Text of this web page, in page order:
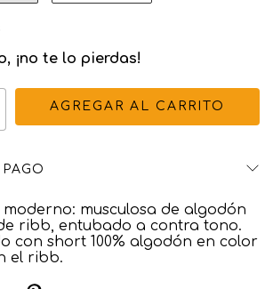
¡no te lo pierdas!
moderno: musculosa de algodón
ribb, entubado a contra tono.
con short 100% algodón en color
el ribb.